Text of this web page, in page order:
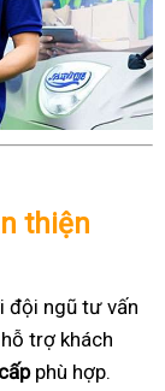
thiện
đội ngũ tư vấn
trợ khách
phù hợp.